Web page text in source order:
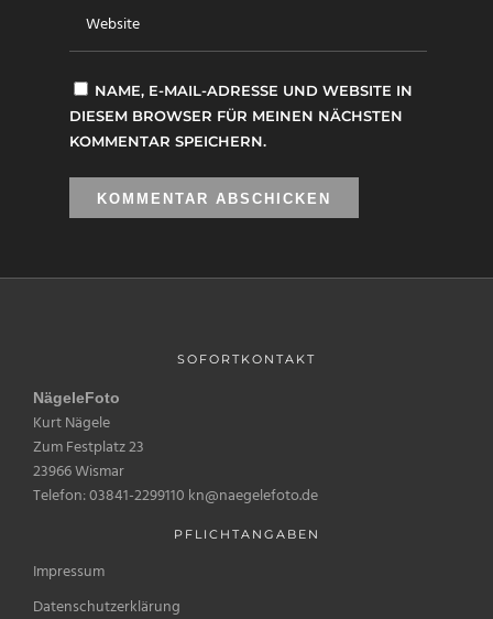
NAME, E-MAIL-ADRESSE UND WEBSITE IN
DIESEM BROWSER FÜR MEINEN NÄCHSTEN
KOMMENTAR SPEICHERN.
SOFORTKONTAKT
NägeleFoto
Kurt Nägele
Zum Festplatz 23
23966 Wismar
Telefon: 03841-2299110 kn@naegelefoto.de
PFLICHTANGABEN
Impressum
Datenschutzerklärung